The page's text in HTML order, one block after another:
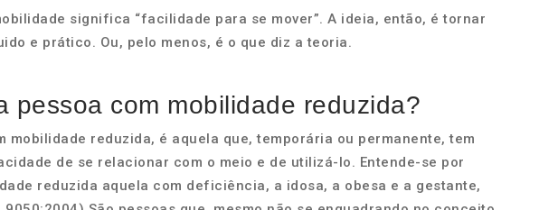
significa “facilidade para se mover”. A ideia, então, é tornar
e prático. Ou, pelo menos, é o que diz a teoria.
pessoa com mobilidade reduzida?
mobilidade reduzida, é aquela que, temporária ou permanente, tem
de se relacionar com o meio e de utilizá-lo. Entende-se por
reduzida aquela com deficiência, a idosa, a obesa e a gestante,